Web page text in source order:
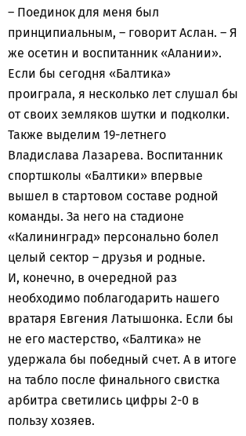
– Поединок для меня был
принципиальным, – говорит Аслан. – Я
же осетин и воспитанник «Алании».
Если бы сегодня «Балтика»
проиграла, я несколько лет слушал бы
от своих земляков шутки и подколки.
Также выделим 19-летнего
Владислава Лазарева. Воспитанник
спортшколы «Балтики» впервые
вышел в стартовом составе родной
команды. За него на стадионе
«Калининград» персонально болел
целый сектор – друзья и родные.
И, конечно, в очередной раз
необходимо поблагодарить нашего
вратаря Евгения Латышонка. Если бы
не его мастерство, «Балтика» не
удержала бы победный счет. А в итоге
на табло после финального свистка
арбитра светились цифры 2-0 в
пользу хозяев.